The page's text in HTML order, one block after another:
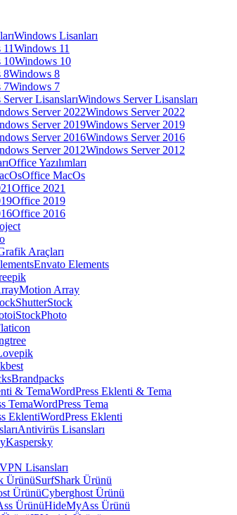
Windows Lisanları
Windows 11
Windows 10
Windows 8
Windows 7
Windows Server Lisansları
Windows Server 2022
Windows Server 2019
Windows Server 2016
Windows Server 2012
Office Yazılımları
Office MacOs
Office 2021
Office 2019
Office 2016
Araçları
Envato Elements
Motion Array
ShutterStock
iStockPhoto
Brandpacks
WordPress Eklenti & Tema
WordPress Tema
WordPress Eklenti
Antivirüs Lisansları
Kaspersky
VPN Lisansları
SurfShark Ürünü
Cyberghost Ürünü
HideMyAss Ürünü